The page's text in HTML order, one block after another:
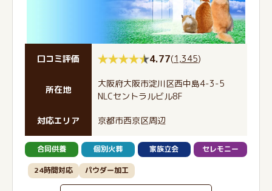
口コミ評価 4.77(1,345)
所在地
大阪府大阪市淀川区西中島4-3-5
NLCセントラルビル8F
対応エリア 京都市西京区周辺
合同供養 個別火葬 家族立会 セレモニー
24時間対応 パウダー加工